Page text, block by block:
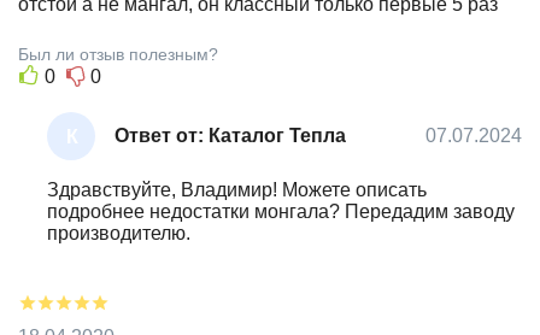
И
И
Р
отстой а не мангал, он классный только первые 5 раз
Был ли отзыв полезным?
0 0
К
А
Т
А
Л
Т
Е
Ответ от: Каталог Тепла 07.07.2024
Здравствуйте, Владимир! Можете описать
подробнее недостатки монгала? Передадим заводу
производителю.